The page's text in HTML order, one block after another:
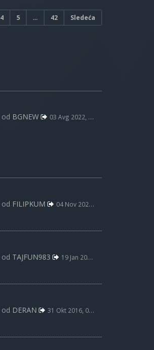
4 5 … 42 Sledeća
od BGNEW 03 Avg 2022, 09:59
od FILIPKUM 04 Nov 2023, 13:52
od TAJFUN983 19 Jan 2018, 18:56
od DERAN 31 Okt 2016, 03:16